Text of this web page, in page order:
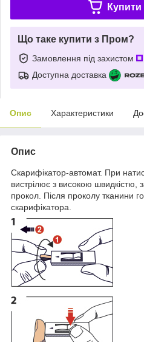
Купити
Що таке купити з Пром?
Замовлення під захистом
Доступна доставка
Опис Характеристики
Опис
Скарифікатор-автомат. При
вистрілює з високою швидкістю,
прокол. Після проколу тканини
скарифікатора.